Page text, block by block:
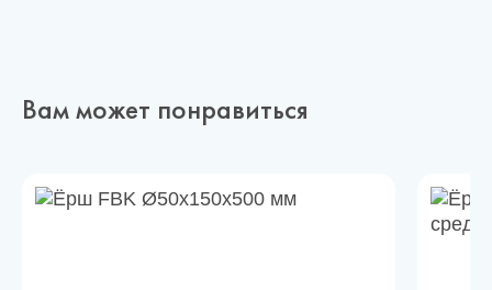
Вам может понравиться